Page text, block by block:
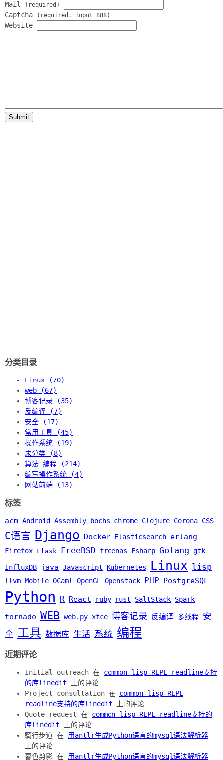
Mail (required)
Captcha (required. input 888)
Website
分类目录
Linux (70)
web (67)
博客记录 (35)
反编译 (7)
安全 (17)
常用工具 (45)
操作系统 (19)
未分类 (8)
算法 编程 (214)
编写操作系统 (4)
网站前端 (13)
标签
acm Android Assembly bochs chrome Clojure Corona CSS
C语言 Django Docker Elasticsearch erlang
Firefox Flask FreeBSD freenas Fsharp Golang gtk
InfluxDB java Javascript Kubernetes Linux lisp
llvm Mobile OCaml OpenGL Openstack PHP PostgreSQL
Python R React ruby rust SaltStack Spark
tornado WEB web.py xfce 博客记录 反编译 多线程 安
全 工具 数据库 生活 系统 编程
近期评论
Initial outreach 在 common lisp REPL readline支持
的库linedit 上的评论
Project consultation 在 common lisp REPL
readline支持的库linedit 上的评论
Quote request 在 common lisp REPL readline支持的
库linedit 上的评论
騎行步道 在 用antlr生成Python语言的mysql语法解析器
上的评论
暮色剪影 在 用antlr生成Python语言的mysql语法解析器